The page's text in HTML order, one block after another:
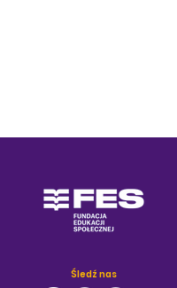
Śledź nas